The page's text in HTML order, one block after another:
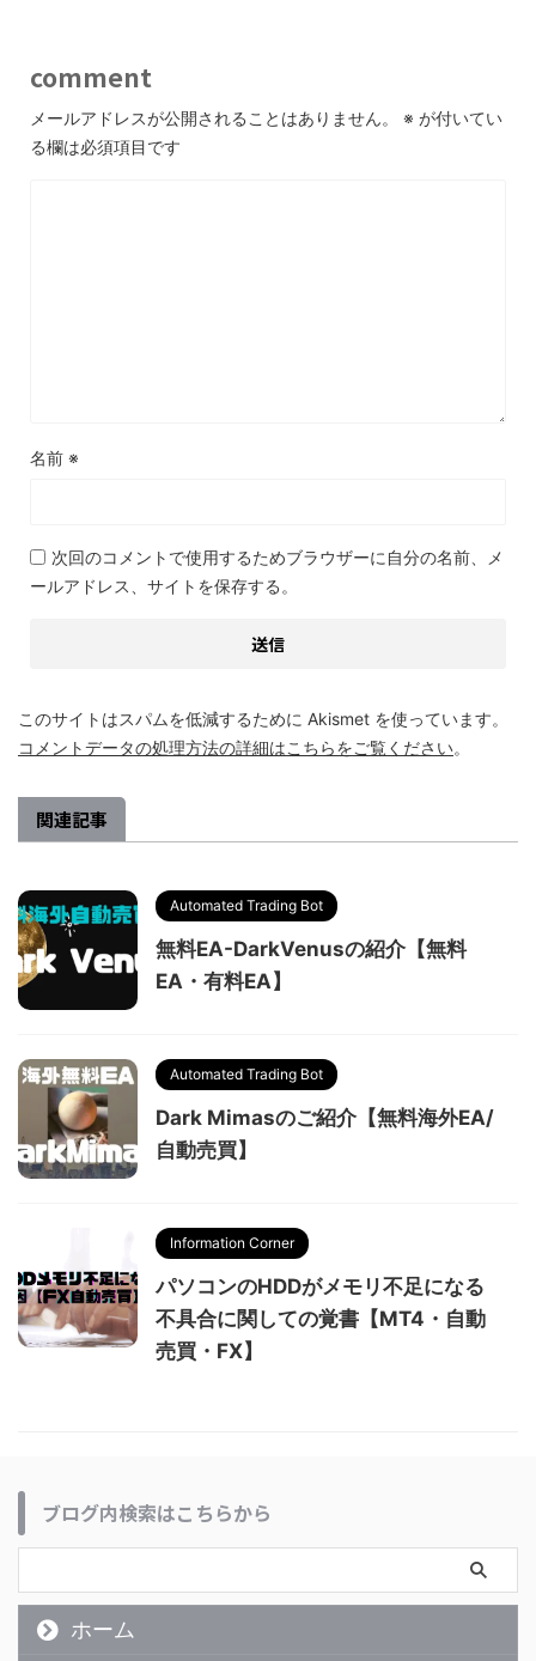
comment
メールアドレスが公開されることはありません。 ※ が付いてい
る欄は必須項目です
名前 ※
次回のコメントで使用するためブラウザーに自分の名前、メ
ールアドレス、サイトを保存する。
このサイトはスパムを低減するために Akismet を使っています。
コメントデータの処理方法の詳細はこちらをご覧ください。
関連記事
Automated Trading Bot
無料EA-DarkVenusの紹介【無料
EA・有料EA】
Automated Trading Bot
Dark Mimasのご紹介【無料海外EA/
自動売買】
Information Corner
パソコンのHDDがメモリ不足になる
不具合に関しての覚書【MT4・自動
売買・FX】
ブログ内検索はこちらから
ホーム